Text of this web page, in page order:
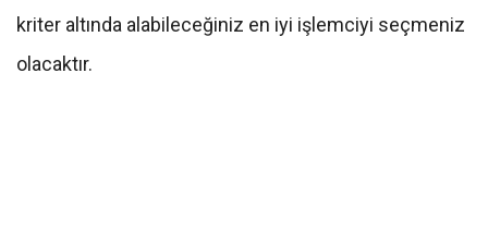
kriter altında alabileceğiniz en iyi işlemciyi seçmeniz
olacaktır.